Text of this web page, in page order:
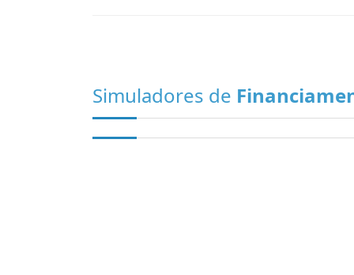
Simuladores de